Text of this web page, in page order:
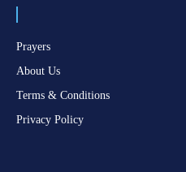
Prayers
About Us
Terms & Conditions
Privacy Policy